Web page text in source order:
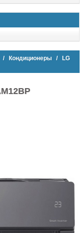
/ Кондиционеры /
LG